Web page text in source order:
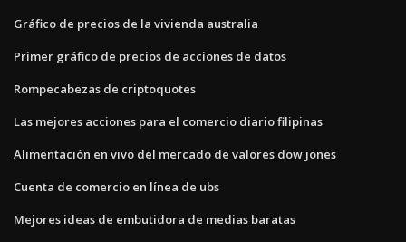
Gráfico de precios de la vivienda australia
Primer gráfico de precios de acciones de datos
Rompecabezas de criptoquotes
Las mejores acciones para el comercio diario filipinas
Alimentación en vivo del mercado de valores dow jones
Cuenta de comercio en línea de ubs
Mejores ideas de embutidora de medias baratas